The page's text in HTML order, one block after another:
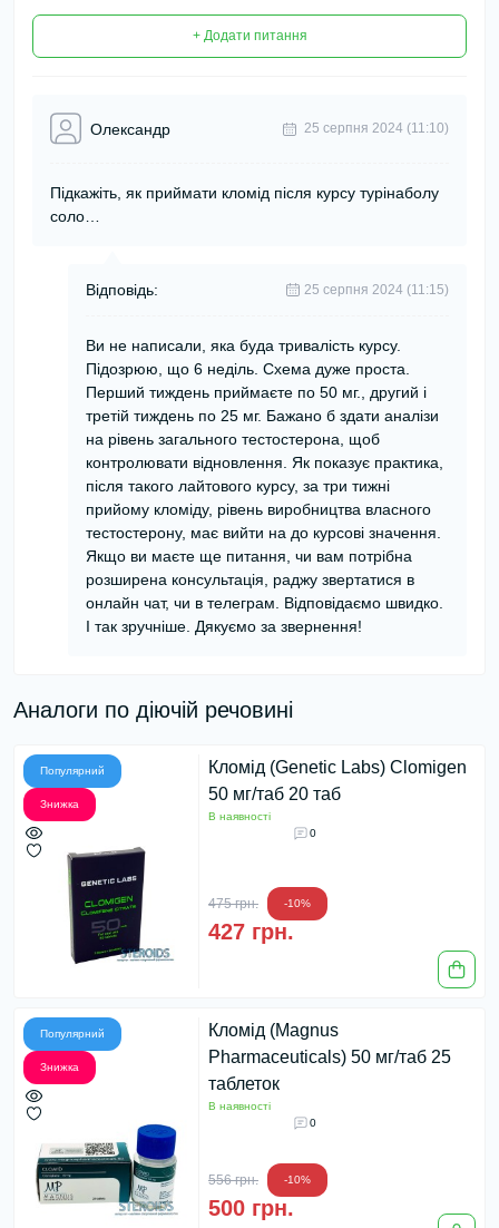
+ Додати питання
Олександр 25 серпня 2024 (11:10)
Підкажіть, як приймати кломід після курсу турінаболу
соло…
Відповідь: 25 серпня 2024 (11:15)
Ви не написали, яка буда тривалість курсу.
Підозрюю, що 6 неділь. Схема дуже проста.
Перший тиждень приймаєте по 50 мг., другий і
третій тиждень по 25 мг. Бажано б здати аналізи
на рівень загального тестостерона, щоб
контролювати відновлення. Як показує практика,
після такого лайтового курсу, за три тижні
прийому кломіду, рівень виробництва власного
тестостерону, має вийти на до курсові значення.
Якщо ви маєте ще питання, чи вам потрібна
розширена консультація, раджу звертатися в
онлайн чат, чи в телеграм. Відповідаємо швидко.
І так зручніше. Дякуємо за звернення!
Аналоги по діючій речовині
Популярний
Знижка
Кломід (Genetic Labs) Clomigen
50 мг/таб 20 таб
В наявності
0
475 грн. -10%
427 грн.
Популярний
Знижка
Кломід (Magnus
Pharmaceuticals) 50 мг/таб 25
таблеток
В наявності
0
556 грн. -10%
500 грн.